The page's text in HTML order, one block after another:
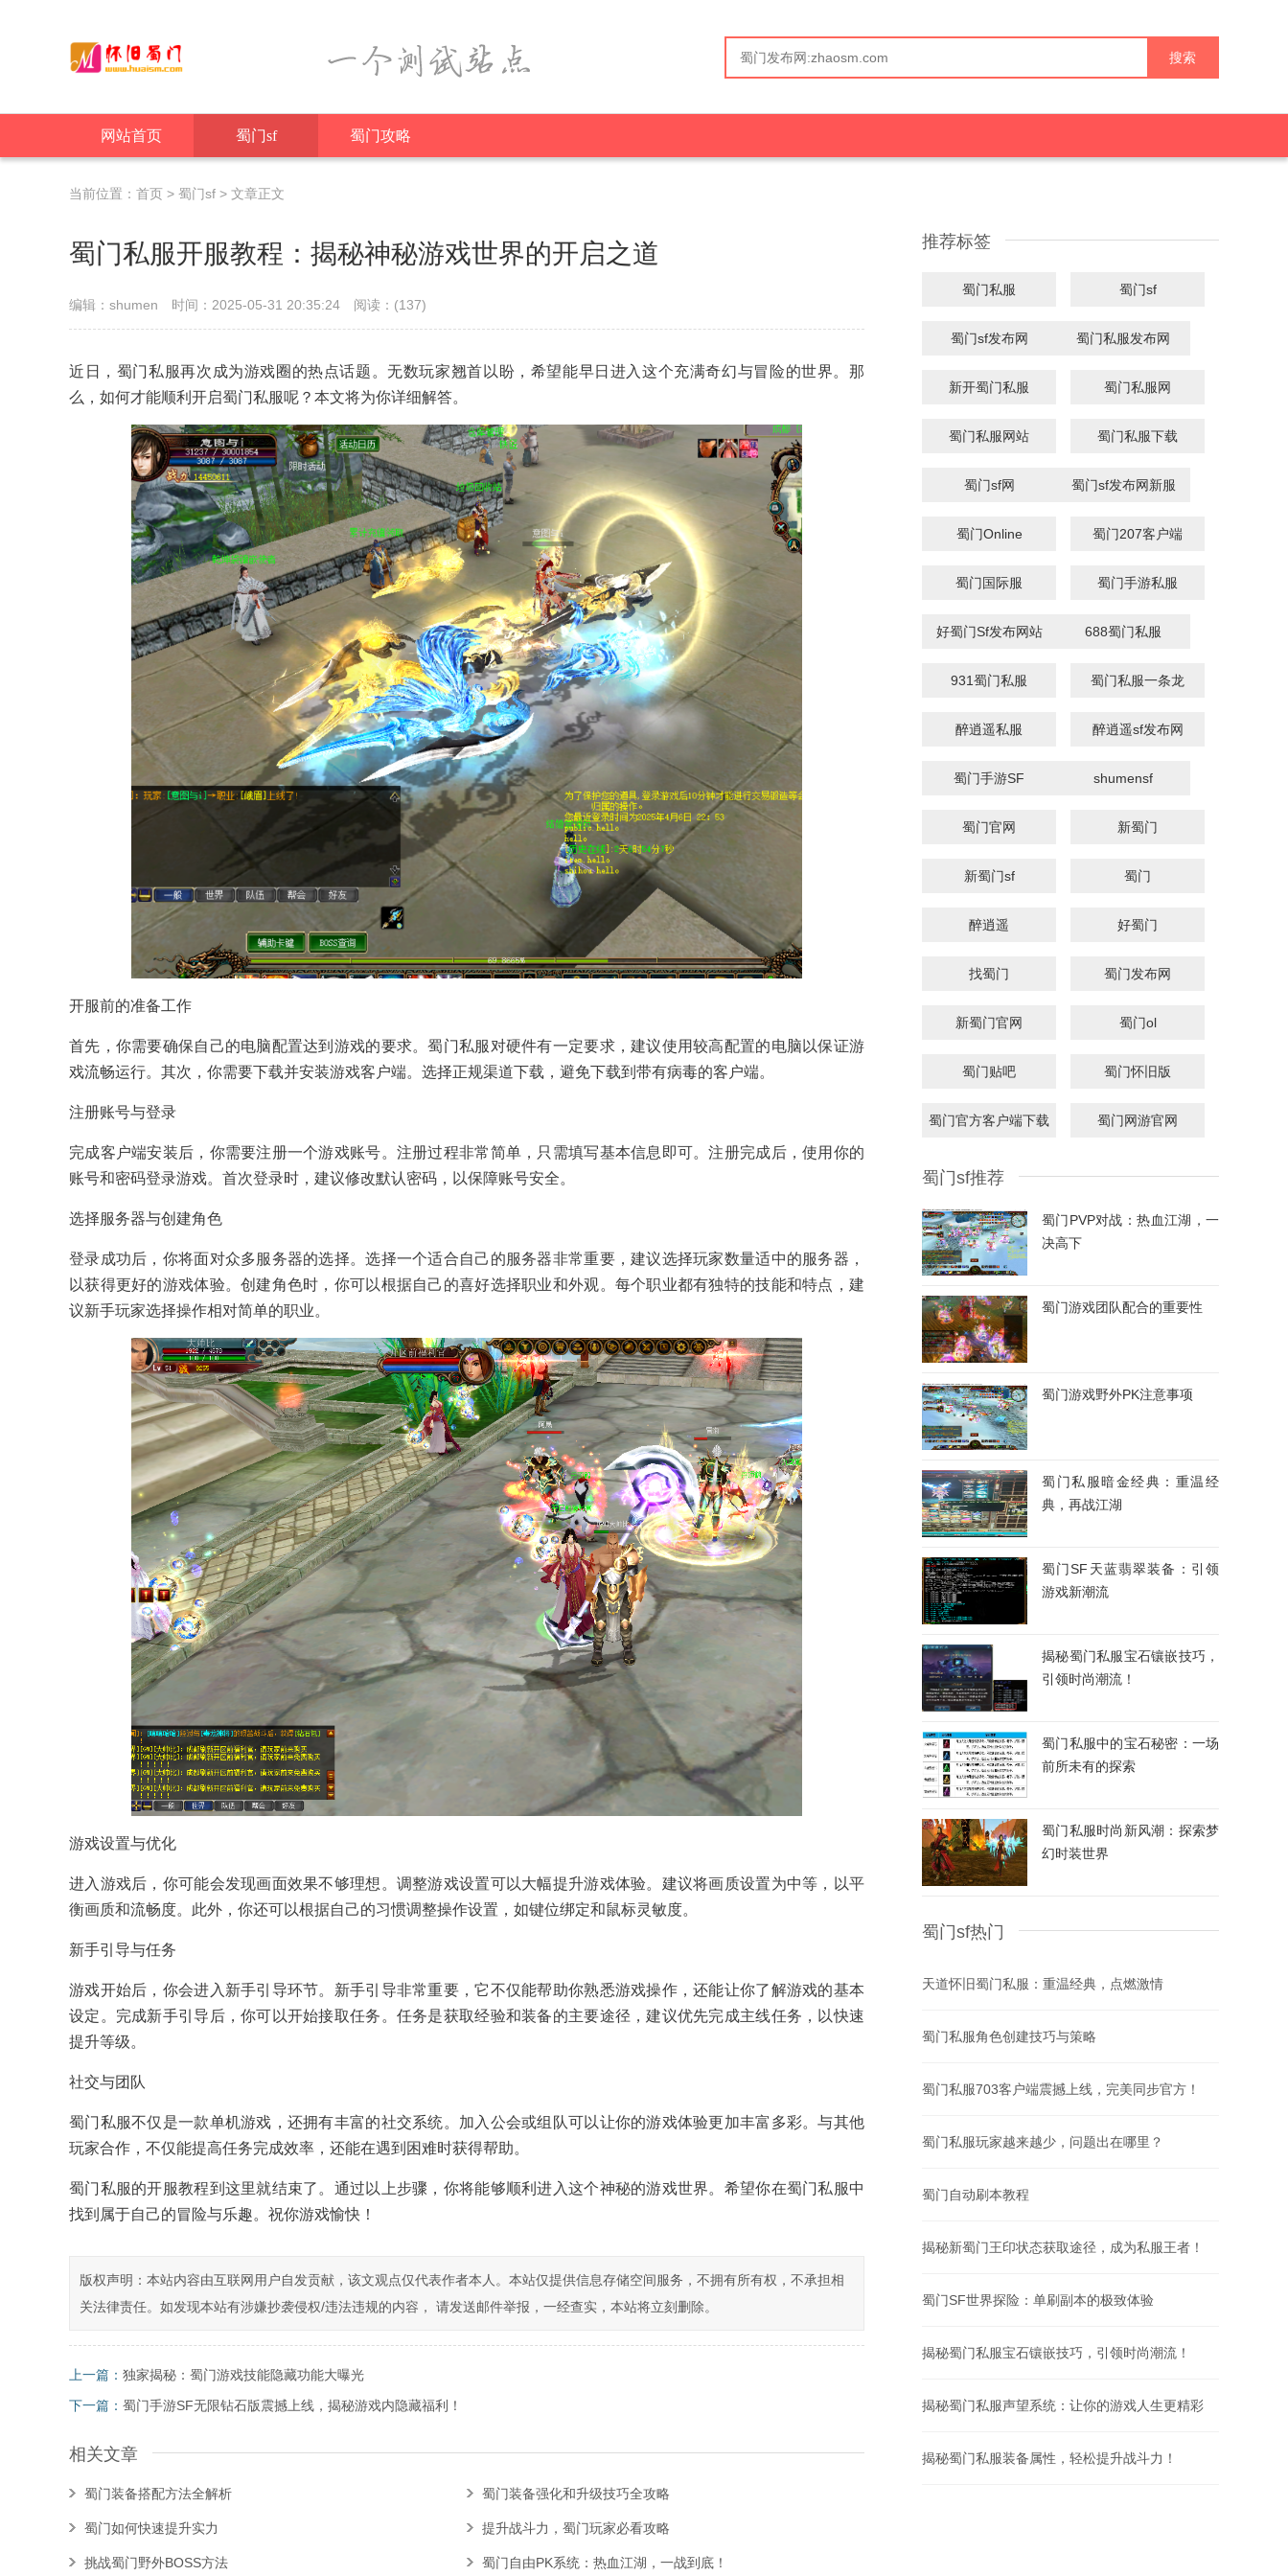
搜索
网站首页 蜀门sf 蜀门攻略
当前位置： 首页 > 蜀门sf > 文章正文
蜀门私服开服教程：揭秘神秘游戏世界的开启之道
编辑：shumen 时间：2025-05-31 20:35:24 阅读：(137)
近日，蜀门私服再次成为游戏圈的热点话题。无数玩家翘首以盼，希望能早日进入这个充满奇幻与冒险的世界。那
么，如何才能顺利开启蜀门私服呢？本文将为你详细解答。
开服前的准备工作
首先，你需要确保自己的电脑配置达到游戏的要求。蜀门私服对硬件有一定要求，建议使用较高配置的电脑以保证游
戏流畅运行。其次，你需要下载并安装游戏客户端。选择正规渠道下载，避免下载到带有病毒的客户端。
注册账号与登录
完成客户端安装后，你需要注册一个游戏账号。注册过程非常简单，只需填写基本信息即可。注册完成后，使用你的
账号和密码登录游戏。首次登录时，建议修改默认密码，以保障账号安全。
选择服务器与创建角色
登录成功后，你将面对众多服务器的选择。选择一个适合自己的服务器非常重要，建议选择玩家数量适中的服务器，
以获得更好的游戏体验。创建角色时，你可以根据自己的喜好选择职业和外观。每个职业都有独特的技能和特点，建
议新手玩家选择操作相对简单的职业。
游戏设置与优化
进入游戏后，你可能会发现画面效果不够理想。调整游戏设置可以大幅提升游戏体验。建议将画质设置为中等，以平
衡画质和流畅度。此外，你还可以根据自己的习惯调整操作设置，如键位绑定和鼠标灵敏度。
新手引导与任务
游戏开始后，你会进入新手引导环节。新手引导非常重要，它不仅能帮助你熟悉游戏操作，还能让你了解游戏的基本
设定。完成新手引导后，你可以开始接取任务。任务是获取经验和装备的主要途径，建议优先完成主线任务，以快速
提升等级。
社交与团队
蜀门私服不仅是一款单机游戏，还拥有丰富的社交系统。加入公会或组队可以让你的游戏体验更加丰富多彩。与其他
玩家合作，不仅能提高任务完成效率，还能在遇到困难时获得帮助。
蜀门私服的开服教程到这里就结束了。通过以上步骤，你将能够顺利进入这个神秘的游戏世界。希望你在蜀门私服中
找到属于自己的冒险与乐趣。祝你游戏愉快！
版权声明：本站内容由互联网用户自发贡献，该文观点仅代表作者本人。本站仅提供信息存储空间服务，不拥有所有权，不承担相
关法律责任。如发现本站有涉嫌抄袭侵权/违法违规的内容， 请发送邮件举报，一经查实，本站将立刻删除。
上一篇： 独家揭秘：蜀门游戏技能隐藏功能大曝光
下一篇： 蜀门手游SF无限钻石版震撼上线，揭秘游戏内隐藏福利！
相关文章
蜀门装备搭配方法全解析 蜀门装备强化和升级技巧全攻略
蜀门如何快速提升实力 提升战斗力，蜀门玩家必看攻略
挑战蜀门野外BOSS方法 蜀门自由PK系统：热血江湖，一战到底！
推荐标签
蜀门私服 蜀门sf
蜀门sf发布网 蜀门私服发布网
新开蜀门私服 蜀门私服网
蜀门私服网站 蜀门私服下载
蜀门sf网 蜀门sf发布网新服
蜀门Online 蜀门207客户端
蜀门国际服 蜀门手游私服
好蜀门Sf发布网站 688蜀门私服
931蜀门私服 蜀门私服一条龙
醉逍遥私服 醉逍遥sf发布网
蜀门手游SF shumensf
蜀门官网 新蜀门
新蜀门sf 蜀门
醉逍遥 好蜀门
找蜀门 蜀门发布网
新蜀门官网 蜀门ol
蜀门贴吧 蜀门怀旧版
蜀门官方客户端下载 蜀门网游官网
蜀门sf推荐
蜀门PVP对战：热血江湖，一
决高下
蜀门游戏团队配合的重要性
蜀门游戏野外PK注意事项
蜀门私服暗金经典：重温经
典，再战江湖
蜀门SF天蓝翡翠装备：引领
游戏新潮流
揭秘蜀门私服宝石镶嵌技巧，
引领时尚潮流！
蜀门私服中的宝石秘密：一场
前所未有的探索
蜀门私服时尚新风潮：探索梦
幻时装世界
蜀门sf热门
天道怀旧蜀门私服：重温经典，点燃激情
蜀门私服角色创建技巧与策略
蜀门私服703客户端震撼上线，完美同步官方！
蜀门私服玩家越来越少，问题出在哪里？
蜀门自动刷本教程
揭秘新蜀门王印状态获取途径，成为私服王者！
蜀门SF世界探险：单刷副本的极致体验
揭秘蜀门私服宝石镶嵌技巧，引领时尚潮流！
揭秘蜀门私服声望系统：让你的游戏人生更精彩
揭秘蜀门私服装备属性，轻松提升战斗力！